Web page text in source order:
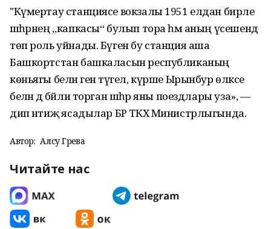
"Күмертау станциясе вокзалы 1951 елдан бирле
шәһәрнең „капкасы“ булып тора һәм аның үсешендә
төп роль уйнады. Бүген бу станция аша
Башкортстан башкаласын республиканың
көньягы белән генә түгел, күрше Ырынбур өлкәсе
белән дә бәйли торган шәһәр яны поездлары уза», —
дип нәтиҗә ясадылар БР ТКХ Министрлыгында.
Автор: Алсу Гәрәева
Читайте нас